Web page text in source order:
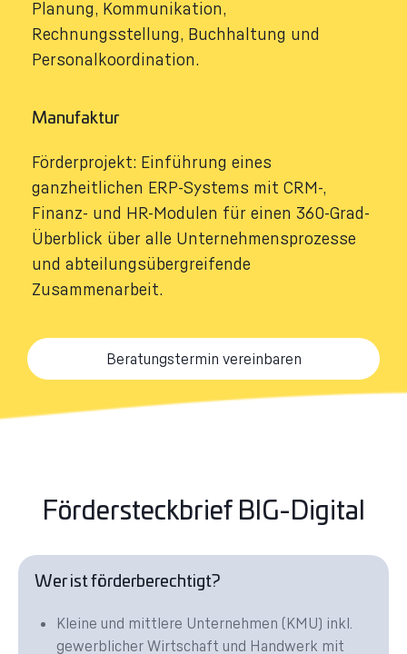
Planung, Kommunikation,
Rechnungsstellung, Buchhaltung und
Personalkoordination.
Manufaktur
Förderprojekt: Einführung eines
ganzheitlichen ERP-Systems mit CRM-,
Finanz- und HR-Modulen für einen 360-Grad-
Überblick über alle Unternehmensprozesse
und abteilungsübergreifende
Zusammenarbeit.
Beratungstermin vereinbaren
Fördersteckbrief BIG-Digital
Wer ist förderberechtigt?
Kleine und mittlere Unternehmen (KMU) inkl.
gewerblicher Wirtschaft und Handwerk mit